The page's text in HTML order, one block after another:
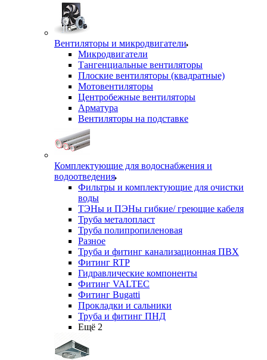
Вентиляторы и микродвигатели
Микродвигатели
Тангенциальные вентиляторы
Плоские вентиляторы (квадратные)
Мотовентиляторы
Центробежные вентиляторы
Арматура
Вентиляторы на подставке
Комплектующие для водоснабжения и
водоотведения
Фильтры и комплектующие для очистки
воды
ТЭНы и ПЭНы гибкие/ греющие кабеля
Труба металопласт
Труба полипропиленовая
Разное
Труба и фитинг канализационная ПВХ
Фитинг RTP
Гидравлические компоненты
Фитинг VALTEC
Фитинг Bugatti
Прокладки и сальники
Труба и фитинг ПНД
Ещё 2